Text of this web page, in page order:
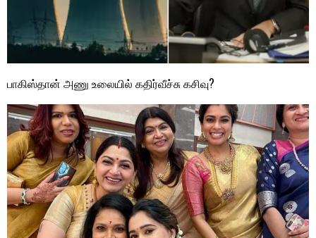
பாகிஸ்தான் அணு உலையில் கதிர்வீச்சு கசிவு?